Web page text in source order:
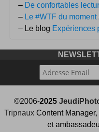
– De confortables
– Le #WTF du moment
– Le blog Expériences
©2006-2025
TripnauxContent Manager,
et